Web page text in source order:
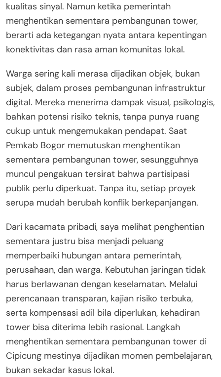
kualitas sinyal. Namun ketika pemerintah
menghentikan sementara pembangunan tower,
berarti ada ketegangan nyata antara kepentingan
konektivitas dan rasa aman komunitas lokal.
Warga sering kali merasa dijadikan objek, bukan
subjek, dalam proses pembangunan infrastruktur
digital. Mereka menerima dampak visual, psikologis,
bahkan potensi risiko teknis, tanpa punya ruang
cukup untuk mengemukakan pendapat. Saat
Pemkab Bogor memutuskan menghentikan
sementara pembangunan tower, sesungguhnya
muncul pengakuan tersirat bahwa partisipasi
publik perlu diperkuat. Tanpa itu, setiap proyek
serupa mudah berubah konflik berkepanjangan.
Dari kacamata pribadi, saya melihat penghentian
sementara justru bisa menjadi peluang
memperbaiki hubungan antara pemerintah,
perusahaan, dan warga. Kebutuhan jaringan tidak
harus berlawanan dengan keselamatan. Melalui
perencanaan transparan, kajian risiko terbuka,
serta kompensasi adil bila diperlukan, kehadiran
tower bisa diterima lebih rasional. Langkah
menghentikan sementara pembangunan tower di
Cipicung mestinya dijadikan momen pembelajaran,
bukan sekadar kasus lokal.